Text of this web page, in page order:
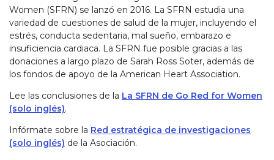
Women (SFRN) se lanzó en 2016. La SFRN estudia una
variedad de cuestiones de salud de la mujer, incluyendo el
estrés, conducta sedentaria, mal sueño, embarazo e
insuficiencia cardiaca. La SFRN fue posible gracias a las
donaciones a largo plazo de Sarah Ross Soter, además de
los fondos de apoyo de la American Heart Association.
Lee las conclusiones de la La SFRN de Go Red for Women
(solo inglés).
Infórmate sobre la Red estratégica de investigaciones
(solo inglés) de la Asociación.